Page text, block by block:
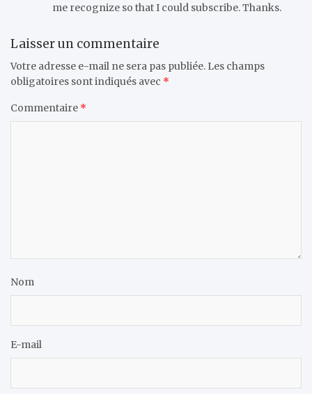
me recognize so that I could subscribe. Thanks.
Laisser un commentaire
Votre adresse e-mail ne sera pas publiée. Les champs
obligatoires sont indiqués avec *
Commentaire *
Nom
E-mail